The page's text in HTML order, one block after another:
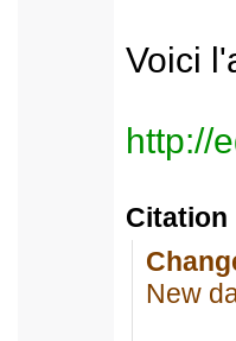
Voici
http://
Citation
New